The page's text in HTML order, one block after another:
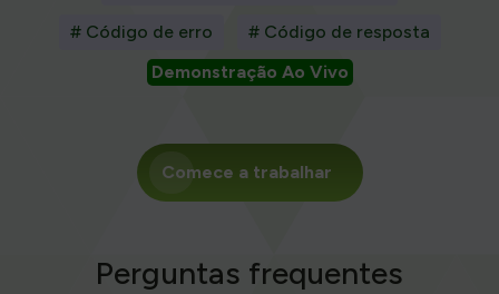
# Código de erro
# Código de resposta
Demonstração Ao Vivo
Comece a trabalhar
Perguntas frequentes